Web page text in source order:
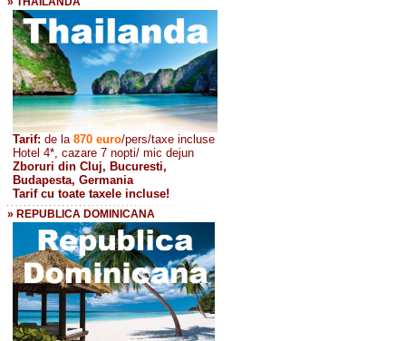
Tarif: de la 870 euro/pers/taxe incluse
Hotel 4*, cazare 7 nopti/ mic dejun
Zboruri din Cluj, Bucuresti,
Budapesta, Germania
Tarif cu toate taxele incluse!
» REPUBLICA DOMINICANA